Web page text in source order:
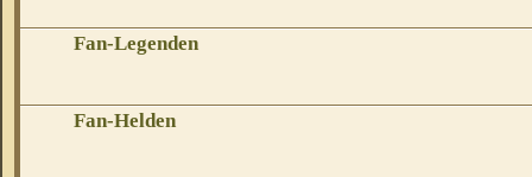
Fan-Legenden
Fan-Helden